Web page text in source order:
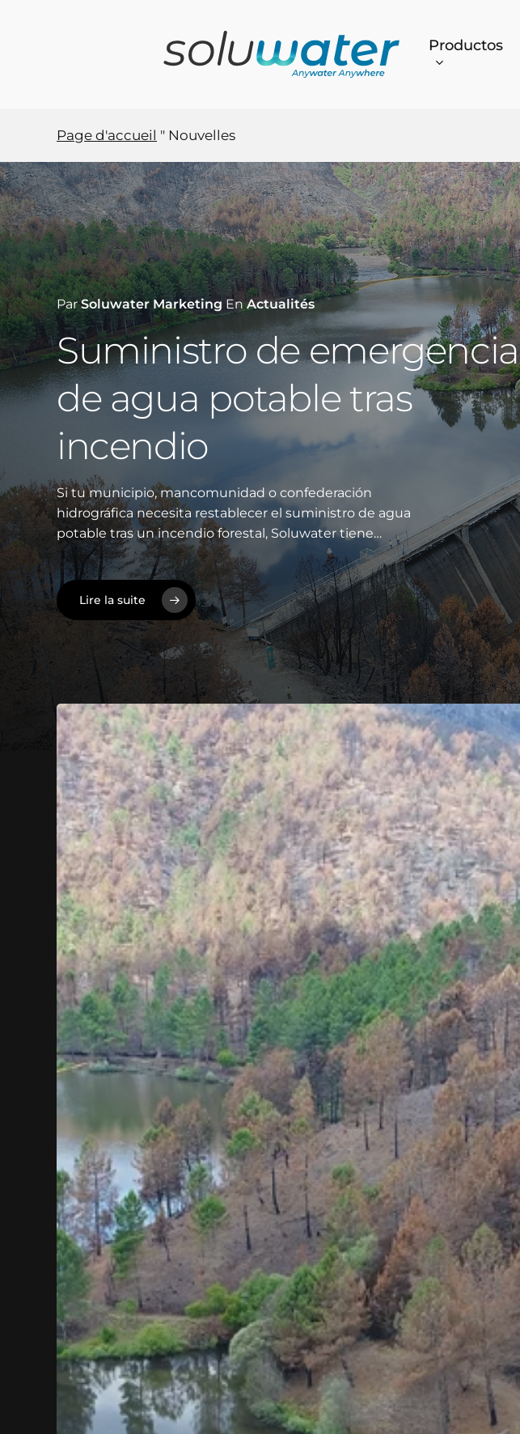
Productos
Page d'accueil " Nouvelles
ParSoluwater Marketing En Actualités
Suministro de emergencia
de agua potable tras
incendio
Si tu municipio, mancomunidad o confederación
hidrográfica necesita restablecer el suministro de agua
potable tras un incendio forestal, Soluwater tiene…
Lire la suite